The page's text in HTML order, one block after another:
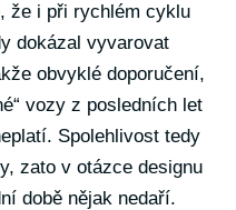
že i při rychlém cyklu
dokázal vyvarovat
obvyklé doporučení,
vozy z posledních let
Spolehlivost tedy
zato v otázce designu
době nějak nedaří.